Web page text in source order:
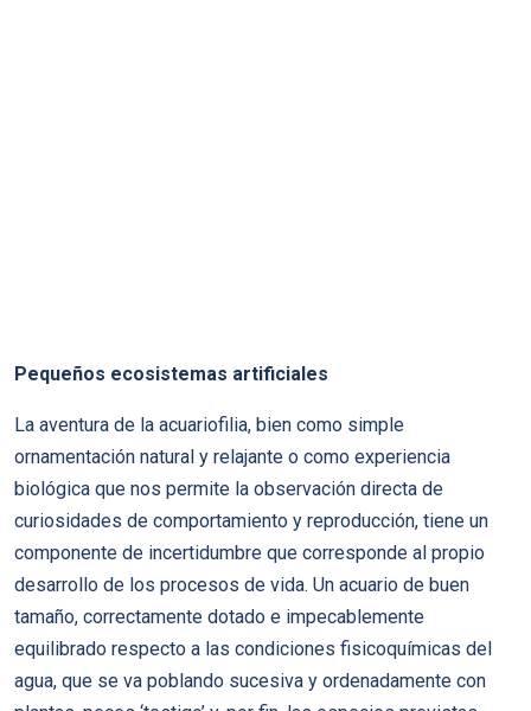
Pequeños ecosistemas artificiales
La aventura de la acuariofilia, bien como simple
ornamentación natural y relajante o como experiencia
biológica que nos permite la observación directa de
curiosidades de comportamiento y reproducción, tiene un
componente de incertidumbre que corresponde al propio
desarrollo de los procesos de vida. Un acuario de buen
tamaño, correctamente dotado e impecablemente
equilibrado respecto a las condiciones fisicoquímicas del
agua, que se va poblando sucesiva y ordenadamente con